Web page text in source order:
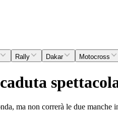
Rally Dakar Motocross
ma non correrà le due manche